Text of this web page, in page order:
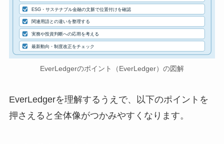
ESG・サステナブル金融の文脈で位置付けを確認
関連用語との違いを整理する
実務や投資判断への応用を考える
最新動向・制度改正をチェック
EverLedgerのポイント（EverLedger）の図解
EverLedgerを理解するうえで、以下のポイントを
押さえると全体像がつかみやすくなります。